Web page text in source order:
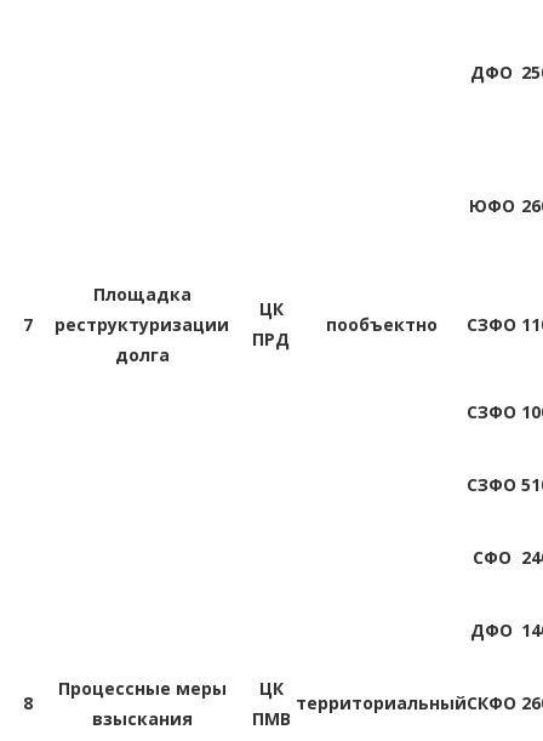
ДФО
ЮФО
7
Площадка
реструктуризации
долга
ЦК
ПРД
пообъектно СЗФО
СЗФО
СЗФО
СФО
ДФО
8
Процессные меры
взыскания
ЦК
ПМВ
территориальныйСКФО